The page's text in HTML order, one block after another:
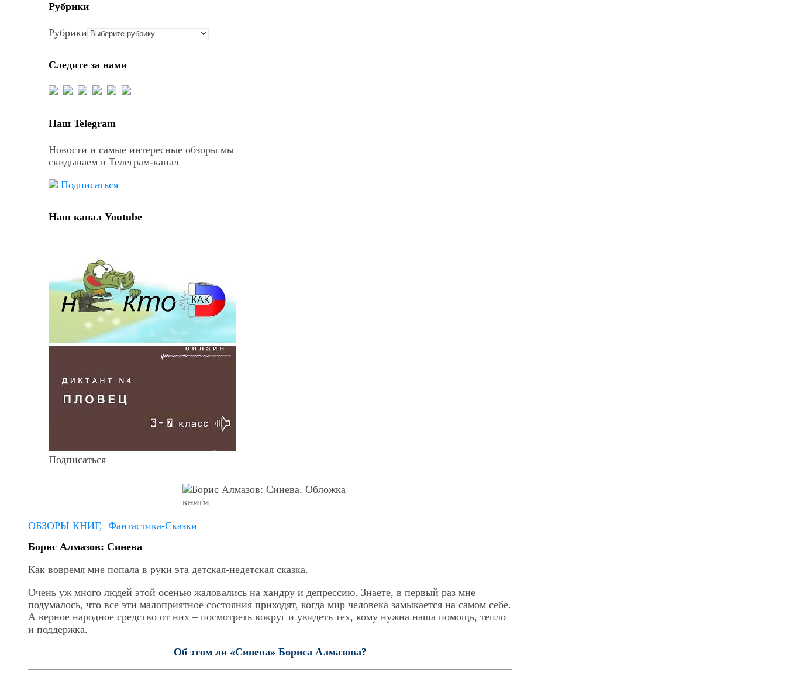
Рубрики
Рубрики
Следите за нами
Наш Telegram
Новости и самые интересные обзоры мы
скидываем в Телеграм-канал
Подписаться
Наш канал Youtube
Подписаться
ОБЗОРЫ КНИГ, Фантастика-Сказки
Борис Алмазов: Синева
Как вовремя мне попала в руки эта детская-недетская сказка.
Очень уж много людей этой осенью жаловались на хандру и депрессию. Знаете, в первый раз мне
подумалось, что все эти малоприятное состояния приходят, когда мир человека замыкается на самом себе.
А верное народное средство от них – посмотреть вокруг и увидеть тех, кому нужна наша помощь, тепло
и поддержка.
Об этом ли «Синева» Бориса Алмазова?